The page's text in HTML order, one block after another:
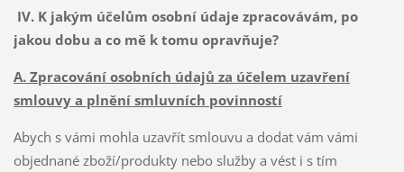
IV. K jakým účelům osobní údaje zpracovávám, po
jakou dobu a co mě k tomu opravňuje?
A. Zpracování osobních údajů za účelem uzavření
smlouvy a plnění smluvních povinností
Abych s vámi mohla uzavřít smlouvu a dodat vám vámi
objednané zboží/produkty nebo služby a vést i s tím